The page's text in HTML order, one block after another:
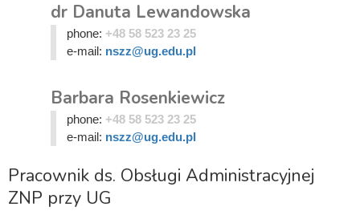
dr Danuta Lewandowska
phone: +48 58 523 23 25
e-mail: nszz@ug.edu.pl
Barbara Rosenkiewicz
phone: +48 58 523 23 25
e-mail: nszz@ug.edu.pl
Pracownik ds. Obsługi Administracyjnej
ZNP przy UG